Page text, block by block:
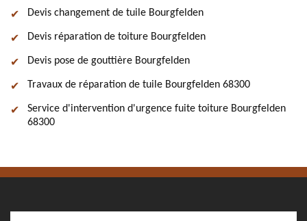
Devis changement de tuile Bourgfelden
Devis réparation de toiture Bourgfelden
Devis pose de gouttière Bourgfelden
Travaux de réparation de tuile Bourgfelden 68300
Service d'intervention d'urgence fuite toiture Bourgfelden
68300